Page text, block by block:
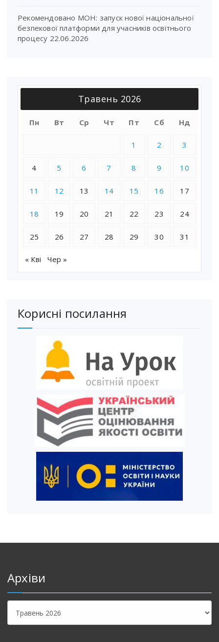
Рекомендовано МОН: запуск нової національної
безпекової платформи для учасників освітнього
процесу 22.06.2026
Травень 2026
Пн Вт Ср Чт Пт Сб Нд
1 2 3
4 5 6 7 8 9 10
11 12 13 14 15 16 17
18 19 20 21 22 23 24
25 26 27 28 29 30 31
« Кві Чер »
Корисні посилання
Архіви
Архіви